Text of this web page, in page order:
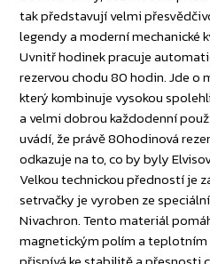
tak představují velmi
legendy a moderní mechanické
Uvnitř hodinek pracuje
rezervou chodu 80 hodin. Jde o
který kombinuje vysokou
a velmi dobrou každodenní
uvádí, že právě 80hodinová
odkazuje na to, co by byly
Velkou technickou předností je
setrvačky je vyroben ze
Nivachron. Tento materiál
magnetickým polím a